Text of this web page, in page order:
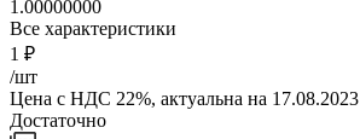
1.00000000
Все характеристики
1 ₽
/шт
Цена с НДС 22%, актуальна на 17.08.2023
Достаточно